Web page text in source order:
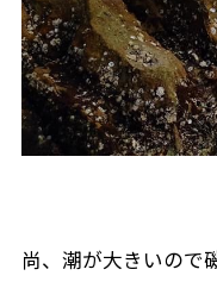
尚、潮が大きいので